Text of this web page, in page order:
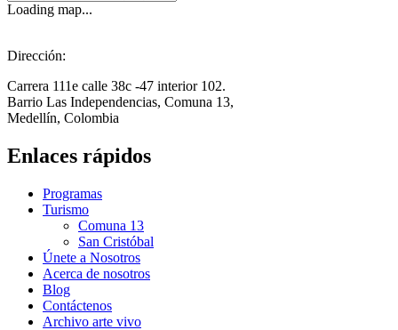
Loading map...
Dirección:
Carrera 111e calle 38c -47 interior 102.
Barrio Las Independencias, Comuna 13,
Medellín, Colombia
Enlaces rápidos
Programas
Turismo
Comuna 13
San Cristóbal
Únete a Nosotros
Acerca de nosotros
Blog
Contáctenos
Archivo arte vivo